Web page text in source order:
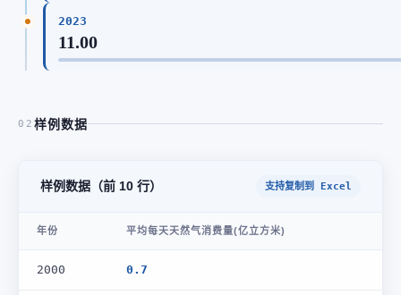
2023
11.00
02 样例数据
样例数据（前 10 行） 支持复制到 Excel
年份 平均每天天然气消费量(亿立方米)
2000 0.7